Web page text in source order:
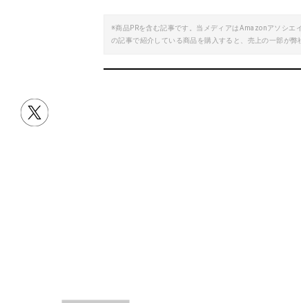
※商品PRを含む記事です。当メディアはAmazonアソシエ
の記事で紹介している商品を購入すると、売上の一部が弊